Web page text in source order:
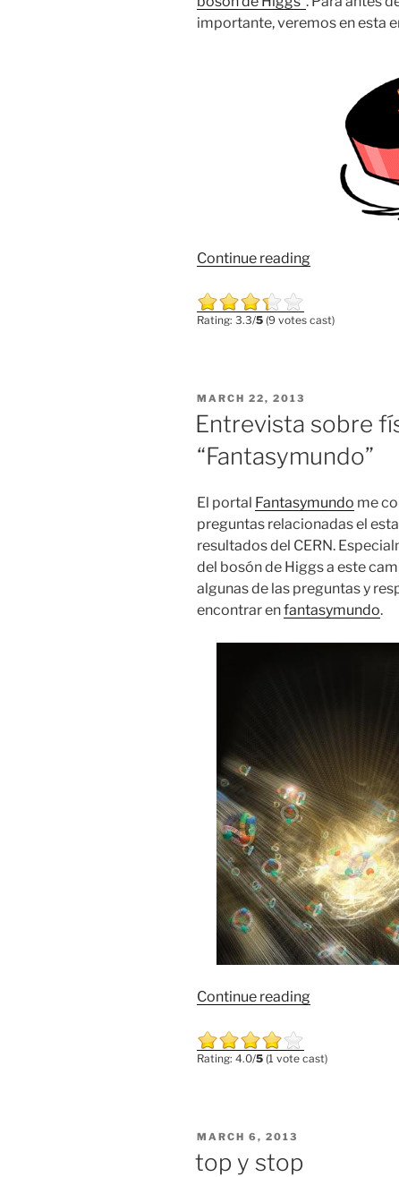
importante, veremos en esta
Continue reading“¿Qué
espín
Rating: 3.3/5 (9 votes cast)
POSTED
MARCH 22, 2013
Entrevista sobre
“Fantasymundo”
El portal Fantasymundo me
preguntas relacionadas el
resultados del CERN.
del bosón de Higgs a este
algunas de las preguntas y
encontrar enfantasymundo.
Continue reading“Entrevista
de
Rating: 4.0/5 (1 vote cast)
POSTED
MARCH 6, 2013
top y stop